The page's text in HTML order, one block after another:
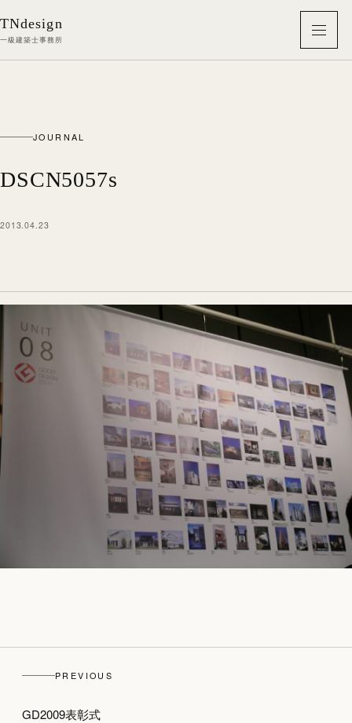
TNdesign
一級建築士事務所 メニ
JOURNAL
DSCN5057s
2013.04.23
PREVIOUS
GD2009表彰式